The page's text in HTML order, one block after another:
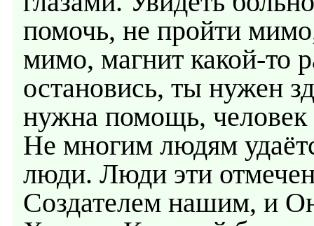
помочь, не пройти
мимо, магнит какой-то
остановись, ты нужен
нужна помощь, человек
Не многим людям
люди. Люди эти
Создателем нашим, и